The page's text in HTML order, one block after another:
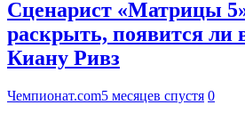
Сценарист «Матрицы
раскрыть, появится ли
Киану Ривз
Чемпионат.com5 месяцев спустя 0